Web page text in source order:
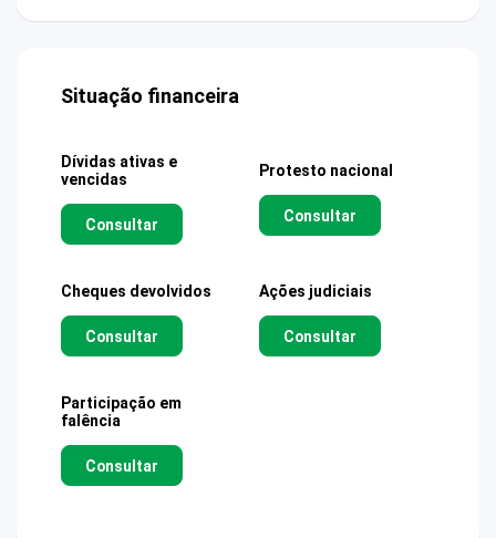
Situação financeira
Dívidas ativas e
vencidas
Consultar
Protesto nacional
Consultar
Cheques devolvidos
Consultar
Ações judiciais
Consultar
Participação em
falência
Consultar